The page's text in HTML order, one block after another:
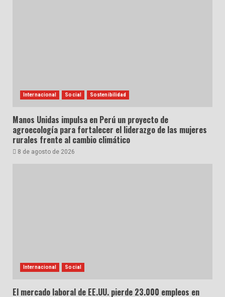
Internacional Social Sostenibilidad
Manos Unidas impulsa en Perú un proyecto de
agroecología para fortalecer el liderazgo de las mujeres
rurales frente al cambio climático
8 de agosto de 2026
Internacional Social
El mercado laboral de EE.UU. pierde 23.000 empleos en